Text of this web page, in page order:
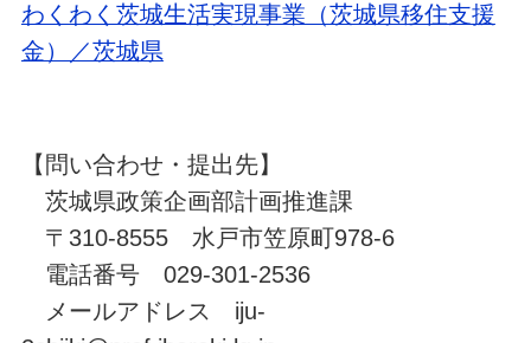
わくわく茨城生活実現事業（茨城県移住支援
金）／茨城県
【問い合わせ・提出先】
茨城県政策企画部計画推進課
〒310-8555 水戸市笠原町978-6
電話番号 029-301-2536
メールアドレス iju-